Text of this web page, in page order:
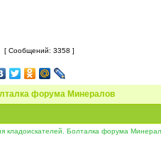
[ Сообщений: 3358 ]
форума Минералов
кладоискателей. Болталка форума